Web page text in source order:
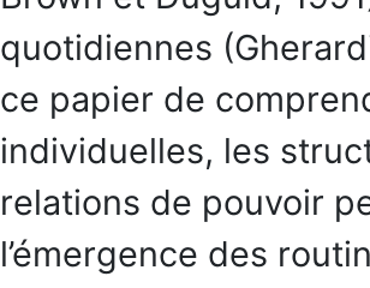
quotidiennes
ce papier de
individuelles, les
relations de pouvoir
l’émergence des